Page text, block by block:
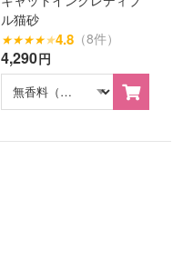
ル猫砂
★★★★★4.8（8件）
4,290円